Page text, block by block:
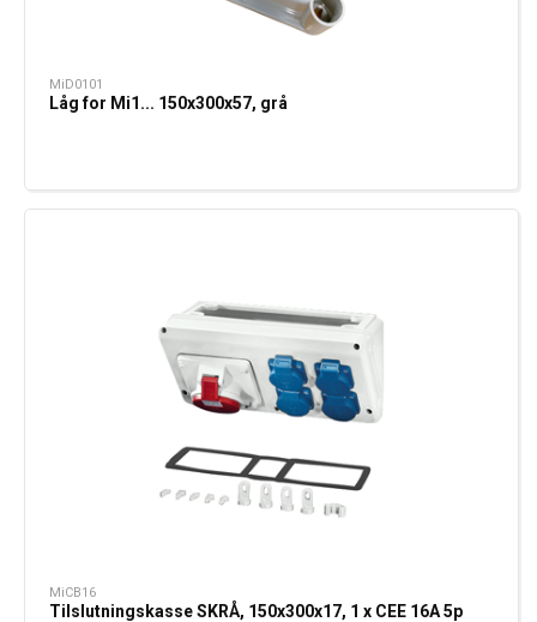
MiD0101
Låg for Mi1... 150x300x57, grå
MiCB16
Tilslutningskasse SKRÅ, 150x300x17, 1 x CEE 16A 5p